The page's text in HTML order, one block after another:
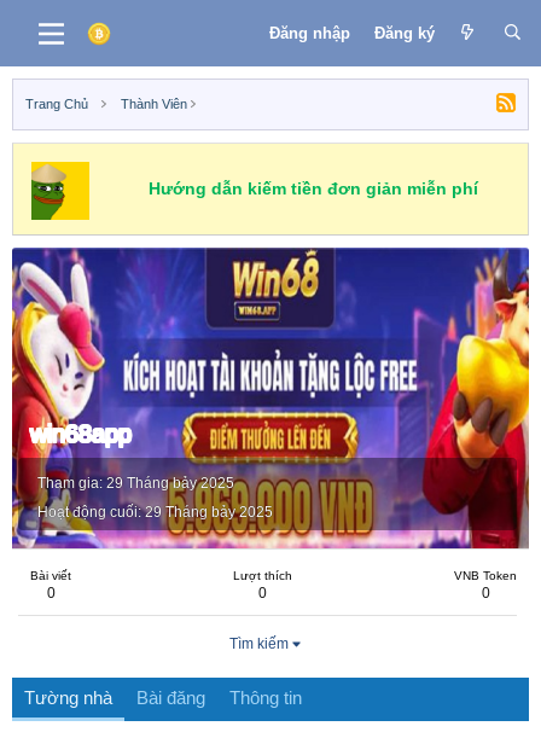
Đăng nhập Đăng ký
Trang Chủ Thành Viên
Hướng dẫn kiếm tiền đơn giản miễn phí
win68app
Tham gia 29 Tháng bảy 2025
Hoạt động cuối 29 Tháng bảy 2025
Bài viết
0
Lượt thích
0
VNB Token
0
Tìm kiếm
Tường nhà Bài đăng Thông tin